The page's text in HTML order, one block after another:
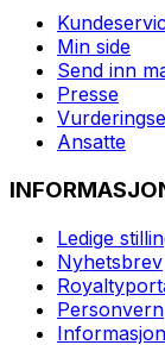
Min side
Send inn
Presse
Ansatte
Ledige
Nyhetsbrev
Personvern